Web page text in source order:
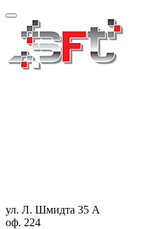
ул. Л. Шмидта 35 А
оф. 224